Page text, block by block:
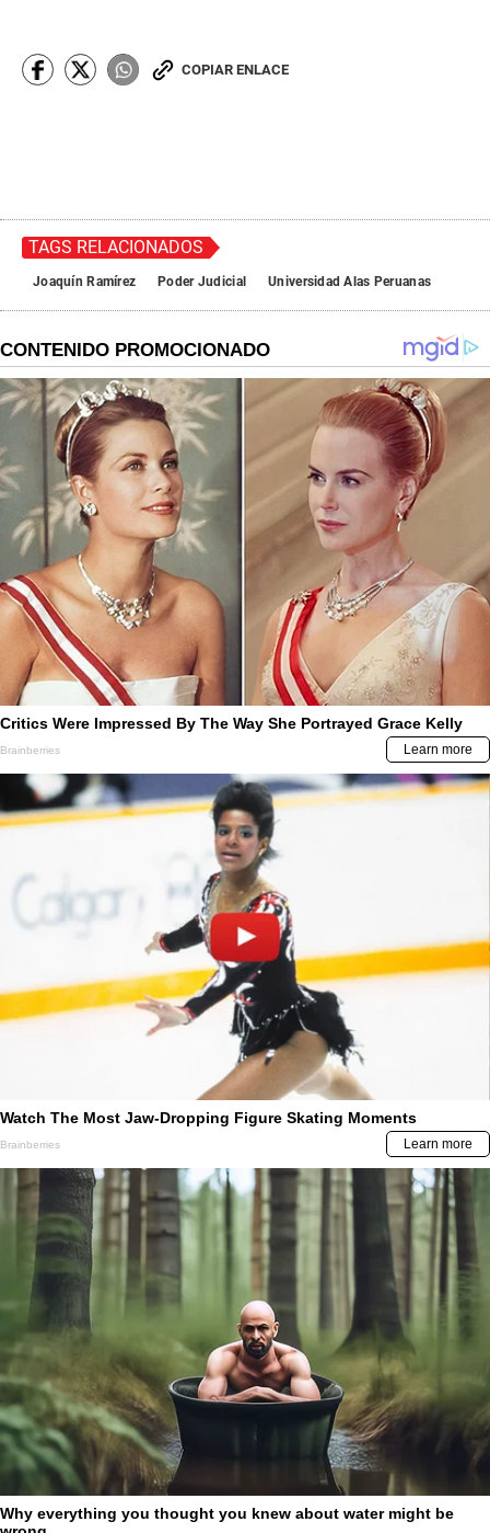
COPIAR ENLACE
TAGS RELACIONADOS
Joaquín Ramírez Poder Judicial Universidad Alas Peruanas